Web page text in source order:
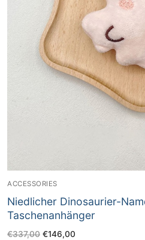
ACCESSORIES
Niedlicher Dinosaurier-
Taschenanhänger
€337,00 €146,00